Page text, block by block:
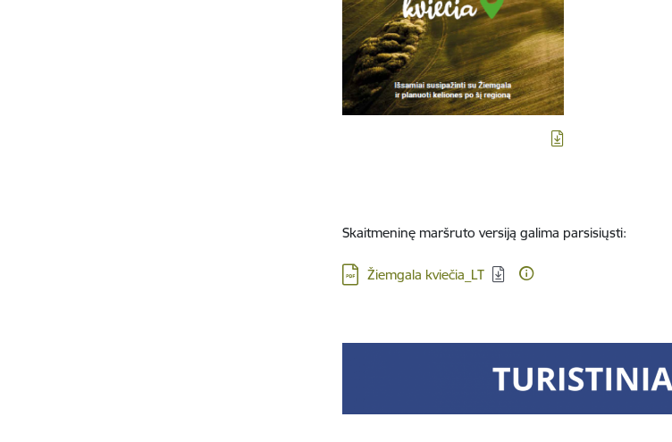
Skaitmeninę maršruto versiją galima parsisiųsti:
Lejupielādēt:
Žiemgala kviečia_LT